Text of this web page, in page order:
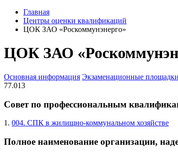
Главная
Центры оценки квалификаций
ЦОК ЗАО «Роскоммунэнерго»
ЦОК ЗАО
Основная информация Экзаменационные площадки
77.013
Совет по профессиональным
1. 004. СПК в жилищно-коммунальном хозяйстве
Полное наименование организации,